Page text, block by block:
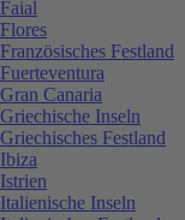
Faial
Flores
Französisches Festland
Fuerteventura
Gran Canaria
Griechische Inseln
Griechisches Festland
Ibiza
Istrien
Italienische Inseln